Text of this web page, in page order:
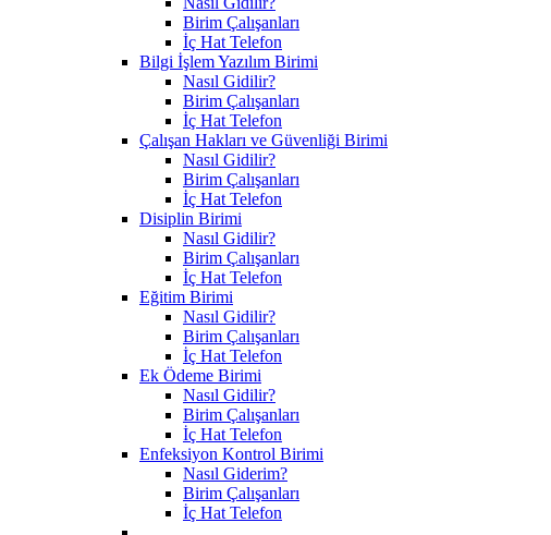
Birim Çalışanları
İç Hat Telefon
Bilgi İşlem Yazılım Birimi
Nasıl Gidilir?
Birim Çalışanları
İç Hat Telefon
Çalışan Hakları ve Güvenliği Birimi
Nasıl Gidilir?
Birim Çalışanları
İç Hat Telefon
Disiplin Birimi
Nasıl Gidilir?
Birim Çalışanları
İç Hat Telefon
Eğitim Birimi
Nasıl Gidilir?
Birim Çalışanları
İç Hat Telefon
Ek Ödeme Birimi
Nasıl Gidilir?
Birim Çalışanları
İç Hat Telefon
Enfeksiyon Kontrol Birimi
Nasıl Giderim?
Birim Çalışanları
İç Hat Telefon